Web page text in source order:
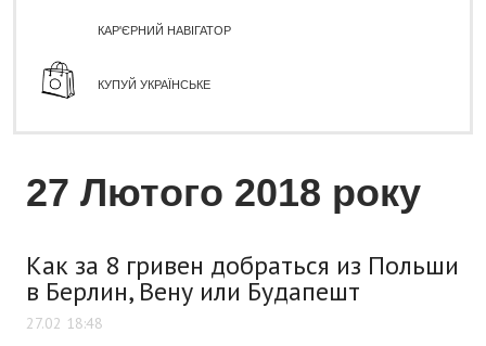
КАР'ЄРНИЙ НАВІГАТОР
КУПУЙ УКРАЇНСЬКЕ
27 Лютого 2018 року
Как за 8 гривен добраться из Польши
в Берлин, Вену или Будапешт
27.02 18:48